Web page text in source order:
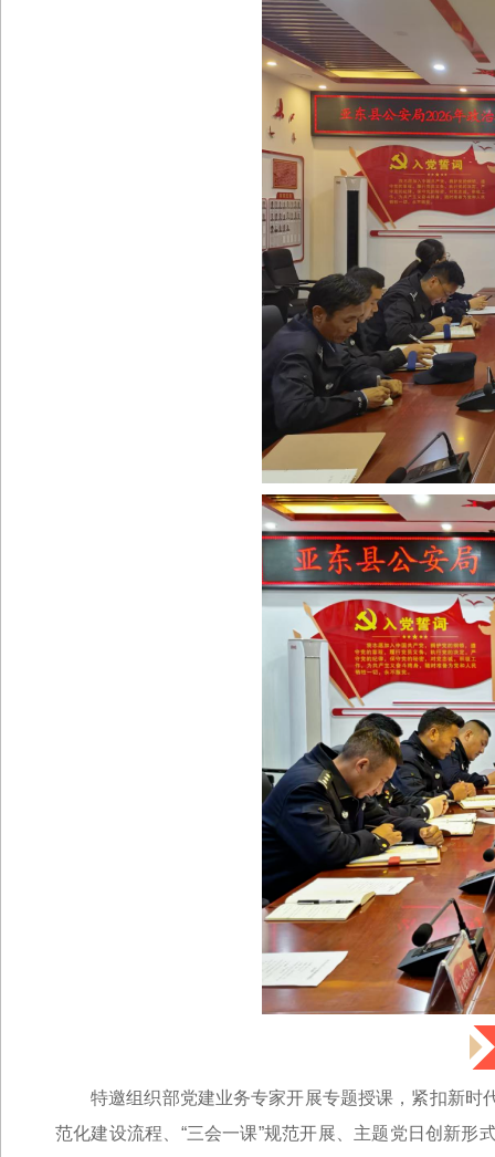
特邀组织部党建业务专家开展专题授课，紧扣新
范化建设流程、“三会一课”规范开展、主题党日创新